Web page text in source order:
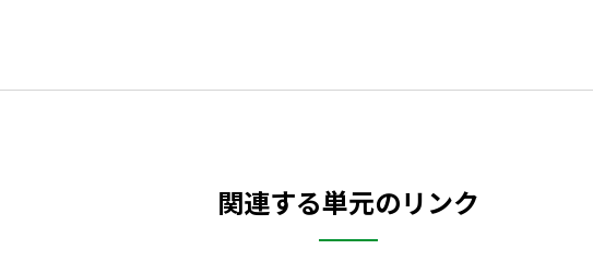
関連する単元のリンク